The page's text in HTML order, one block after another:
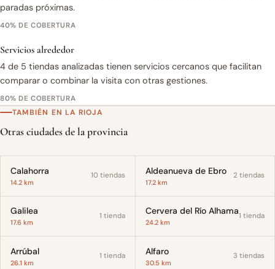
paradas próximas.
40% DE COBERTURA
Servicios alrededor
4 de 5 tiendas analizadas tienen servicios cercanos que facilitan
comparar o combinar la visita con otras gestiones.
80% DE COBERTURA
TAMBIÉN EN LA RIOJA
Otras ciudades de la provincia
Calahorra
14.2 km
10 tiendas Aldeanueva de Ebro
17.2 km
2 tiendas
Galilea
17.6 km
1 tienda Cervera del Río Alhama
24.2 km
1 tienda
Arrúbal
26.1 km
1 tienda Alfaro
30.5 km
3 tiendas